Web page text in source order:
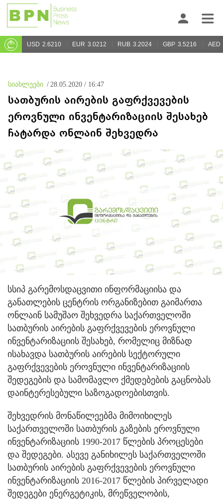
USD 2.6210 EUR 3.0212 RUB 3.2024 GBP 3.5216 AED
სიახლეები / 28.05.2020 / 16:47
სათბურის აირების გაფრქვევების
ეროვნული ინვენტარიზაციის შესახებ
ჩატარდა ონლაინ შეხვედრა
სსიპ გარემოსდაცვითი ინფორმაციისა და
განათლების ცენტრის ორგანიზებით გაიმართა
ონლაინ სამუშაო შეხვედრა საქართველოში
სათბურის აირების გაფრქვევების ეროვნული
ინვენტარიზაციის შესახებ, რომელიც მიზნად
ისახავდა სათბურის აირების სექტორული
გაფრქვევების ეროვნული ინვენტარიზაციის
შედეგების და სამომავლო ქმედებების გაცნობას
დაინტერესებული საზოგადოებისთვის.
შეხვედრის მონაწილეებმა მიმოიხილეს
საქართველოში სათბურის გაზების ეროვნული
ინვენტარიზაციის 1990-2017 წლების პროცესები
და შედეგები. ასევე განიხილეს საქართველოში
სათბურის აირების გაფრქვევების ეროვნული
ინვენტარიზაციის 2016-2017 წლების პირველადი
შედეგები ენერგეტიკის, მრეწველობის,